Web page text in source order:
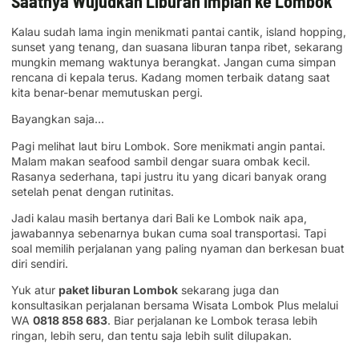
Kalau sudah lama ingin menikmati pantai cantik, island hopping,
sunset yang tenang, dan suasana liburan tanpa ribet, sekarang
mungkin memang waktunya berangkat. Jangan cuma simpan
rencana di kepala terus. Kadang momen terbaik datang saat
kita benar-benar memutuskan pergi.
Bayangkan saja…
Pagi melihat laut biru Lombok. Sore menikmati angin pantai.
Malam makan seafood sambil dengar suara ombak kecil.
Rasanya sederhana, tapi justru itu yang dicari banyak orang
setelah penat dengan rutinitas.
Jadi kalau masih bertanya dari Bali ke Lombok naik apa,
jawabannya sebenarnya bukan cuma soal transportasi. Tapi
soal memilih perjalanan yang paling nyaman dan berkesan buat
diri sendiri.
Yuk atur paket liburan Lombok sekarang juga dan
konsultasikan perjalanan bersama Wisata Lombok Plus melalui
WA 0818 858 683. Biar perjalanan ke Lombok terasa lebih
ringan, lebih seru, dan tentu saja lebih sulit dilupakan.